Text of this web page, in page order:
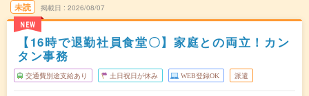
未読
NEW
掲載日 2026/08/07
【16時で退勤社員食堂〇】家庭との両立！カン
タン事務
交通費別途支給あり 土日祝日が休み WEB登録OK 派遣